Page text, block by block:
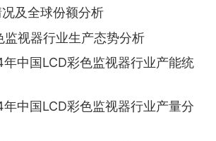
及全球份额分析
监视器行业生产态势分析
中国LCD彩色监视器行业产能统
中国LCD彩色监视器行业产量分